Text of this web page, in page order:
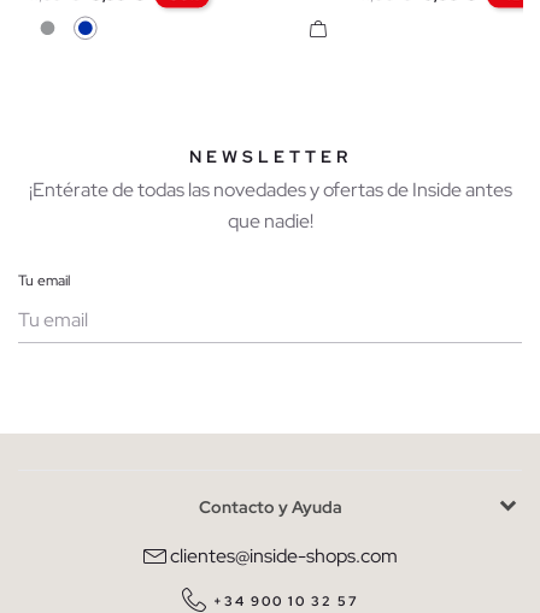
GrisAzul
NEWSLETTER
¡Entérate de todas las novedades y ofertas de Inside antes
que nadie!
Tu email
He leído y entiendo lapolítica de privacidad
QUIERO SUSCRIBIRME
Contacto y Ayuda
clientes@inside-shops.com
+34 900 10 32 57